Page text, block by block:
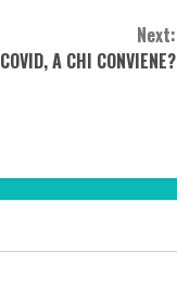
Next:
COVID, A CHI CONVIENE?